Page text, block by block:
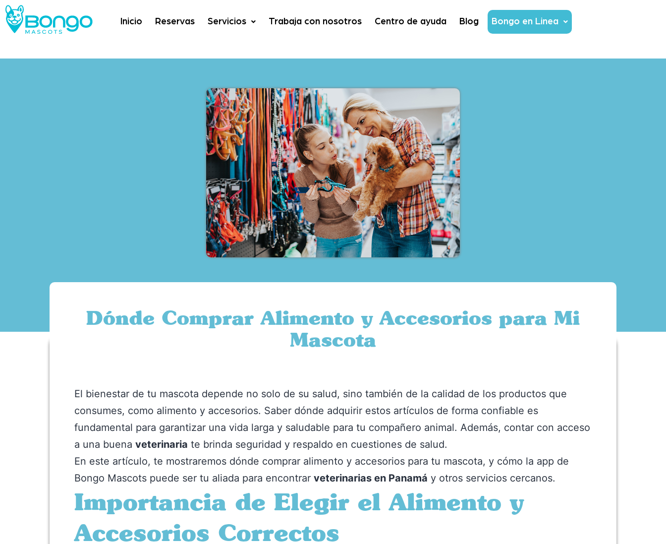
Inicio Reservas Servicios Trabaja con nosotros Centro de ayuda Blog Bongo en Linea
Dónde Comprar Alimento y Accesorios para Mi
Mascota
El bienestar de tu mascota depende no solo de su salud, sino también de la calidad de los productos que
consumes, como alimento y accesorios. Saber dónde adquirir estos artículos de forma confiable es
fundamental para garantizar una vida larga y saludable para tu compañero animal. Además, contar con acceso
a una buena veterinaria te brinda seguridad y respaldo en cuestiones de salud.
En este artículo, te mostraremos dónde comprar alimento y accesorios para tu mascota, y cómo la app de
Bongo Mascots puede ser tu aliada para encontrar veterinarias en Panamá y otros servicios cercanos.
Importancia de Elegir el Alimento y
Accesorios Correctos